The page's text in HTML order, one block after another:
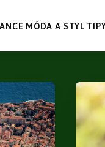
MÓDA A STYL